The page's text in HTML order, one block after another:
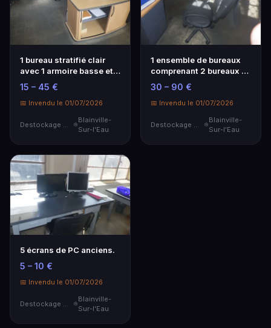
1 bureau stratifié clair
avec 1 armoire basse et 1
caisson s…
15 – 45 €
📅 Invendu le 01/07/2026
Blainville-
Sur-l'Eau
1 ensemble de bureaux
comprenant 2 bureaux en
stratifié clai…
30 – 90 €
📅 Invendu le 01/07/2026
Blainville-
Sur-l'Eau
5 écrans de PC anciens.
5 – 10 €
📅 Invendu le 01/07/2026
Blainville-
Sur-l'Eau